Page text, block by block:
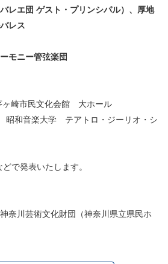
レエ団 ゲスト・プリンシパル）、厚地
レス
モニー管弦楽団
崎市民文化会館 大ホール
昭和音楽大学 テアトロ・ジーリオ・シ
で発表いたします。
奈川芸術文化財団（神奈川県立県民ホ